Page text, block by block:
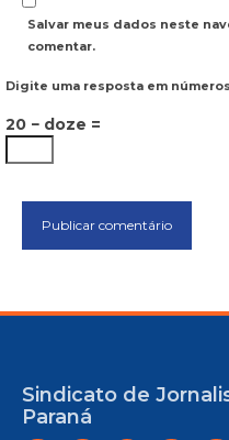
Salvar meus dados neste
comentar.
Digite uma resposta em
20 − doze =
Sindicato de
Paraná